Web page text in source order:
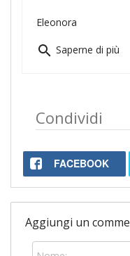
Eleonora
search Saperne di più
Condividi
FACEBOOK
Aggiungi un